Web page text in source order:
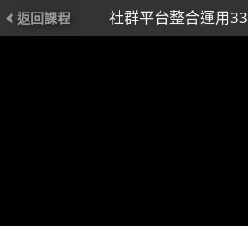
返回課程 社群平台整合運用33